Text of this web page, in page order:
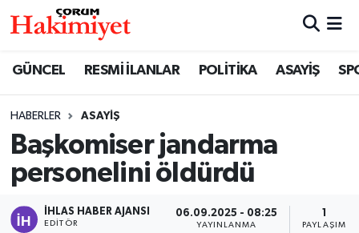
GÜNCEL RESMİ İLANLAR POLİTİKA ASAYİŞ
HABERLER ASAYİŞ
Başkomiser jandarma
personelini öldürdü
İHLAS HABER AJANSI
EDITÖR
06.09.2025 - 08:25
YAYINLANMA PAYLAŞIM
SAĞLIK
ASAYİŞ
EKONOMİ
Nöbetçi Eczaneler
Çorum Namaz Vakitleri
Trafik Durumu
Süper Lig Puan Durumu ve Fikstür